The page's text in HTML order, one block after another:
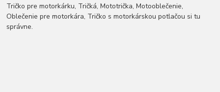
Tričko pre motorkárku, Tričká, Mototrička, Motooblečenie,
Oblečenie pre motorkára, Tričko s motorkárskou potlačou si tu
správne.